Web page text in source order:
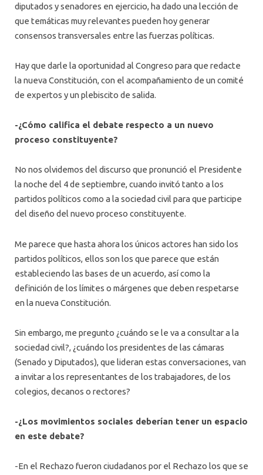
diputados y senadores en ejercicio, ha dado una lección de
que temáticas muy relevantes pueden hoy generar
consensos transversales entre las fuerzas políticas.
Hay que darle la oportunidad al Congreso para que redacte
la nueva Constitución, con el acompañamiento de un comité
de expertos y un plebiscito de salida.
-¿Cómo califica el debate respecto a un nuevo
proceso constituyente?
No nos olvidemos del discurso que pronunció el Presidente
la noche del 4 de septiembre, cuando invitó tanto a los
partidos políticos como a la sociedad civil para que participe
del diseño del nuevo proceso constituyente.
Me parece que hasta ahora los únicos actores han sido los
partidos políticos, ellos son los que parece que están
estableciendo las bases de un acuerdo, así como la
definición de los límites o márgenes que deben respetarse
en la nueva Constitución.
Sin embargo, me pregunto ¿cuándo se le va a consultar a la
sociedad civil?, ¿cuándo los presidentes de las cámaras
(Senado y Diputados), que lideran estas conversaciones, van
a invitar a los representantes de los trabajadores, de los
colegios, decanos o rectores?
-¿Los movimientos sociales deberían tener un espacio
en este debate?
-En el Rechazo fueron ciudadanos por el Rechazo los que se